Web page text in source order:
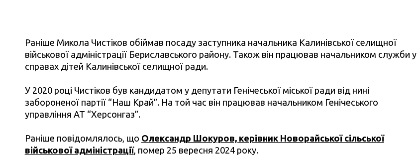
Раніше Микола Чистіков обіймав посаду заступника начальника Калинівської селищної
військової адміністрації Бериславського району. Також він працював начальником служби у
справах дітей Калинівської селищної ради.
У 2020 році Чистіков був кандидатом у депутати Генічеської міської ради від нині
забороненої партії “Наш Край”. На той час він працював начальником Генічеського
управління АТ “Херсонгаз”.
Раніше повідомлялось, що Олександр Шокуров, керівник Новорайської сільської
військової адміністрації, помер 25 вересня 2024 року.